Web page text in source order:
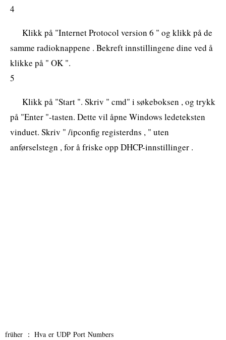
4
Klikk på "Internet Protocol version 6 " og klikk på de
samme radioknappene . Bekreft innstillingene dine ved å
klikke på " OK ".
5
Klikk på "Start ". Skriv " cmd" i søkeboksen , og trykk
på "Enter "-tasten. Dette vil åpne Windows ledeteksten
vinduet. Skriv " /ipconfig registerdns , " uten
anførselstegn , for å friske opp DHCP-innstillinger .
früher ： Hva er UDP Port Numbers